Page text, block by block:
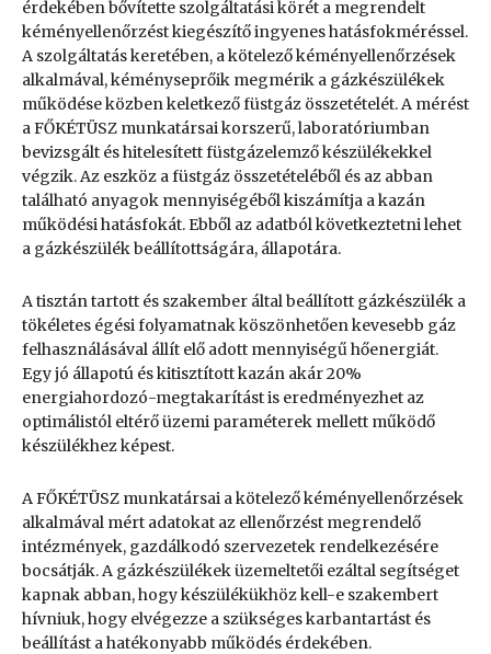
érdekében bővítette szolgáltatási körét a megrendelt
kéményellenőrzést kiegészítő ingyenes hatásfokméréssel.
A szolgáltatás keretében, a kötelező kéményellenőrzések
alkalmával, kéményseprőik megmérik a gázkészülékek
működése közben keletkező füstgáz összetételét. A mérést
a FŐKÉTÜSZ munkatársai korszerű, laboratóriumban
bevizsgált és hitelesített füstgázelemző készülékekkel
végzik. Az eszköz a füstgáz összetételéből és az abban
található anyagok mennyiségéből kiszámítja a kazán
működési hatásfokát. Ebből az adatból következtetni lehet
a gázkészülék beállítottságára, állapotára.
A tisztán tartott és szakember által beállított gázkészülék a
tökéletes égési folyamatnak köszönhetően kevesebb gáz
felhasználásával állít elő adott mennyiségű hőenergiát.
Egy jó állapotú és kitisztított kazán akár 20%
energiahordozó-megtakarítást is eredményezhet az
optimálistól eltérő üzemi paraméterek mellett működő
készülékhez képest.
A FŐKÉTÜSZ munkatársai a kötelező kéményellenőrzések
alkalmával mért adatokat az ellenőrzést megrendelő
intézmények, gazdálkodó szervezetek rendelkezésére
bocsátják. A gázkészülékek üzemeltetői ezáltal segítséget
kapnak abban, hogy készülékükhöz kell-e szakembert
hívniuk, hogy elvégezze a szükséges karbantartást és
beállítást a hatékonyabb működés érdekében.